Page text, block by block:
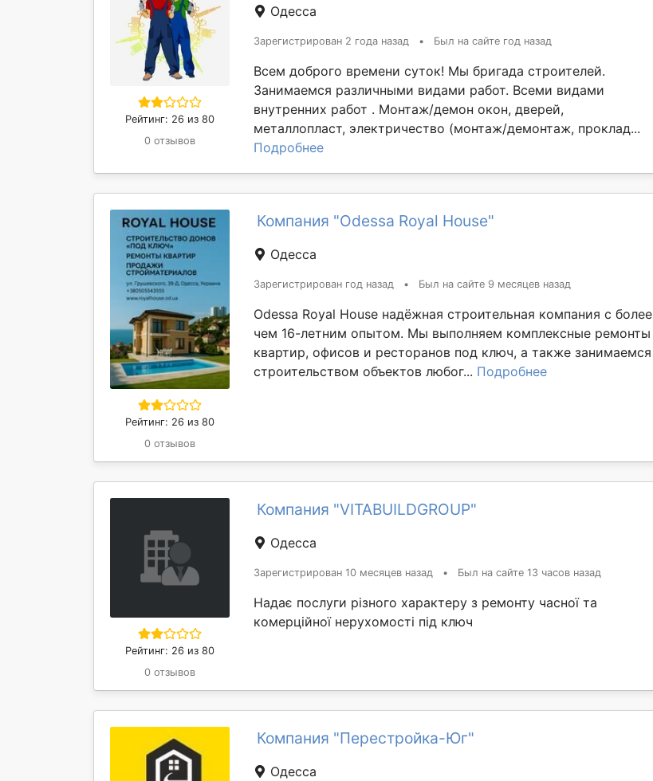
Рейтинг: 26 из 80
0 отзывов
Одесса
Зарегистрирован 2 года назад • Был на сайте год назад
Всем доброго времени суток! Мы бригада строителей.
Занимаемся различными видами работ. Всеми видами
внутренних работ . Монтаж/демон окон, дверей,
металлопласт, электричество (монтаж/демонтаж, проклад...
Подробнее
Рейтинг: 26 из 80
0 отзывов
Компания "Odessa Royal House"
Одесса
Зарегистрирован год назад • Был на сайте 9 месяцев назад
Odessa Royal House надёжная строительная компания с более
чем 16-летним опытом. Мы выполняем комплексные ремонты
квартир, офисов и ресторанов под ключ, а также занимаемся
строительством объектов любог... Подробнее
Рейтинг: 26 из 80
0 отзывов
Компания "VITABUILDGROUP"
Одесса
Зарегистрирован 10 месяцев назад • Был на сайте 13 часов назад
Надає послуги різного характеру з ремонту часної та
комерційної нерухомості під ключ
Компания "Перестройка-Юг"
Одесса